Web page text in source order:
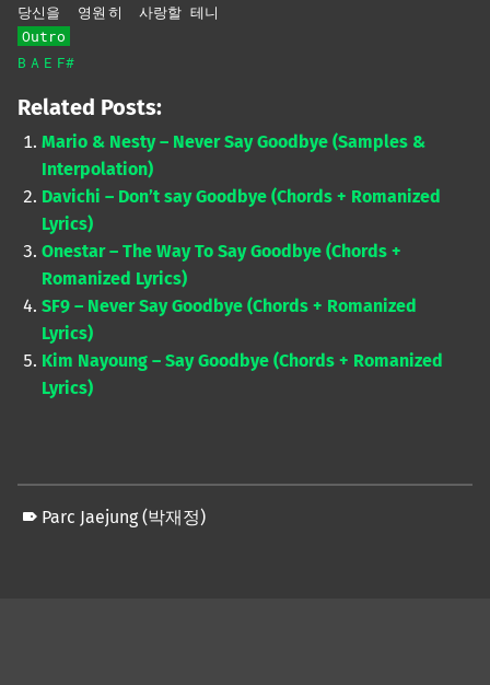
당신을 영원 히
사랑할 테니
Outro
B A E F#
Related Posts:
Mario & Nesty – Never Say Goodbye (Samples &
Interpolation)
Davichi – Don’t say Goodbye (Chords + Romanized
Lyrics)
Onestar – The Way To Say Goodbye (Chords +
Romanized Lyrics)
SF9 – Never Say Goodbye (Chords + Romanized
Lyrics)
Kim Nayoung – Say Goodbye (Chords + Romanized
Lyrics)
Parc Jaejung (박재정)